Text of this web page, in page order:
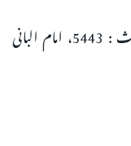
4۔)صحیح الجامع الصغیر،رقم الحدیث : 5443، امام البانی